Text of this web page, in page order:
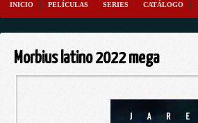
INICIO PELÍCULAS SERIES CATÁLOGO
Morbius latino 2022 mega